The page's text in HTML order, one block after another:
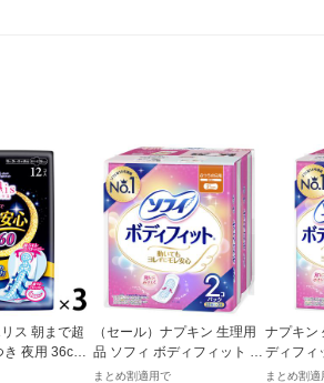
ス 朝まで超
き 夜用 36cm
（セール）ナプキン 生理用
品 ソフィ ボディフィット ふ
つうの日用 羽なし (210/21c
まとめ割適用で
ナプキン
ディフィ
羽つき
まとめ割適